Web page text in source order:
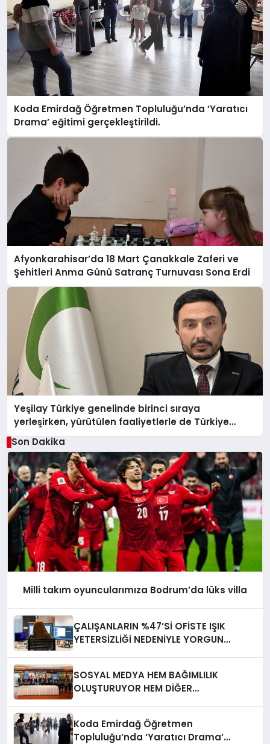
Koda Emirdağ Öğretmen Topluluğu’nda ‘Yaratıcı
Drama’ eğitimi gerçekleştirildi.
Afyonkarahisar’da 18 Mart Çanakkale Zaferi ve
Şehitleri Anma Günü Satranç Turnuvası Sona Erdi
Yeşilay Türkiye genelinde birinci sıraya
yerleşirken, yürütülen faaliyetlerle de Türkiye
üçüncüsü oldu.
Son Dakika
Milli takım oyuncularımıza Bodrum’da lüks villa
ÇALIŞANLARIN %47’Sİ OFİSTE IŞIK
YETERSİZLİĞİ NEDENİYLE YORGUN
SOSYAL MEDYA HEM BAĞIMLILIK
OLUŞTURUYOR HEM DİĞER
Koda Emirdağ Öğretmen
Topluluğu’nda ‘Yaratıcı Drama’